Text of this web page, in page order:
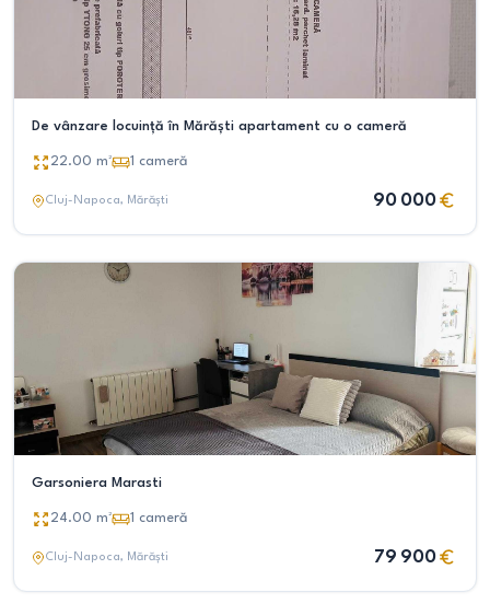
De vânzare locuință în Mărăști apartament cu o cameră
22.00 m² 1 cameră
Cluj-Napoca, Mărăști 90 000
Garsoniera Marasti
24.00 m² 1 cameră
Cluj-Napoca, Mărăști 79 900